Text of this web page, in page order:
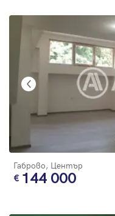
Габрово, Център
144 000